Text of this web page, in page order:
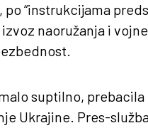
“instrukcijama
naoružanja i
suptilno,
Ukrajine. Pres-